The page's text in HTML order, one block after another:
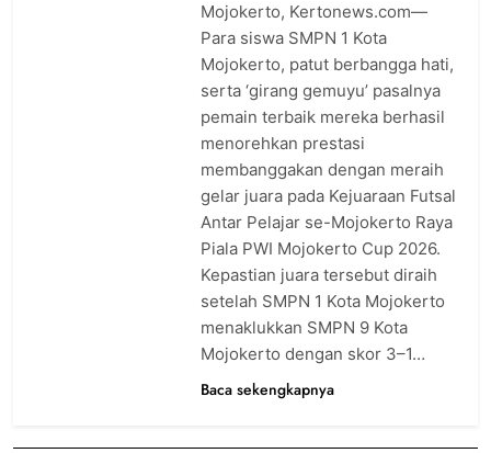
Mojokerto, Kertonews.com—
Para siswa SMPN 1 Kota
Mojokerto, patut berbangga hati,
serta ‘girang gemuyu’ pasalnya
pemain terbaik mereka berhasil
menorehkan prestasi
membanggakan dengan meraih
gelar juara pada Kejuaraan Futsal
Antar Pelajar se-Mojokerto Raya
Piala PWI Mojokerto Cup 2026.
Kepastian juara tersebut diraih
setelah SMPN 1 Kota Mojokerto
menaklukkan SMPN 9 Kota
Mojokerto dengan skor 3–1…
Baca sekengkapnya